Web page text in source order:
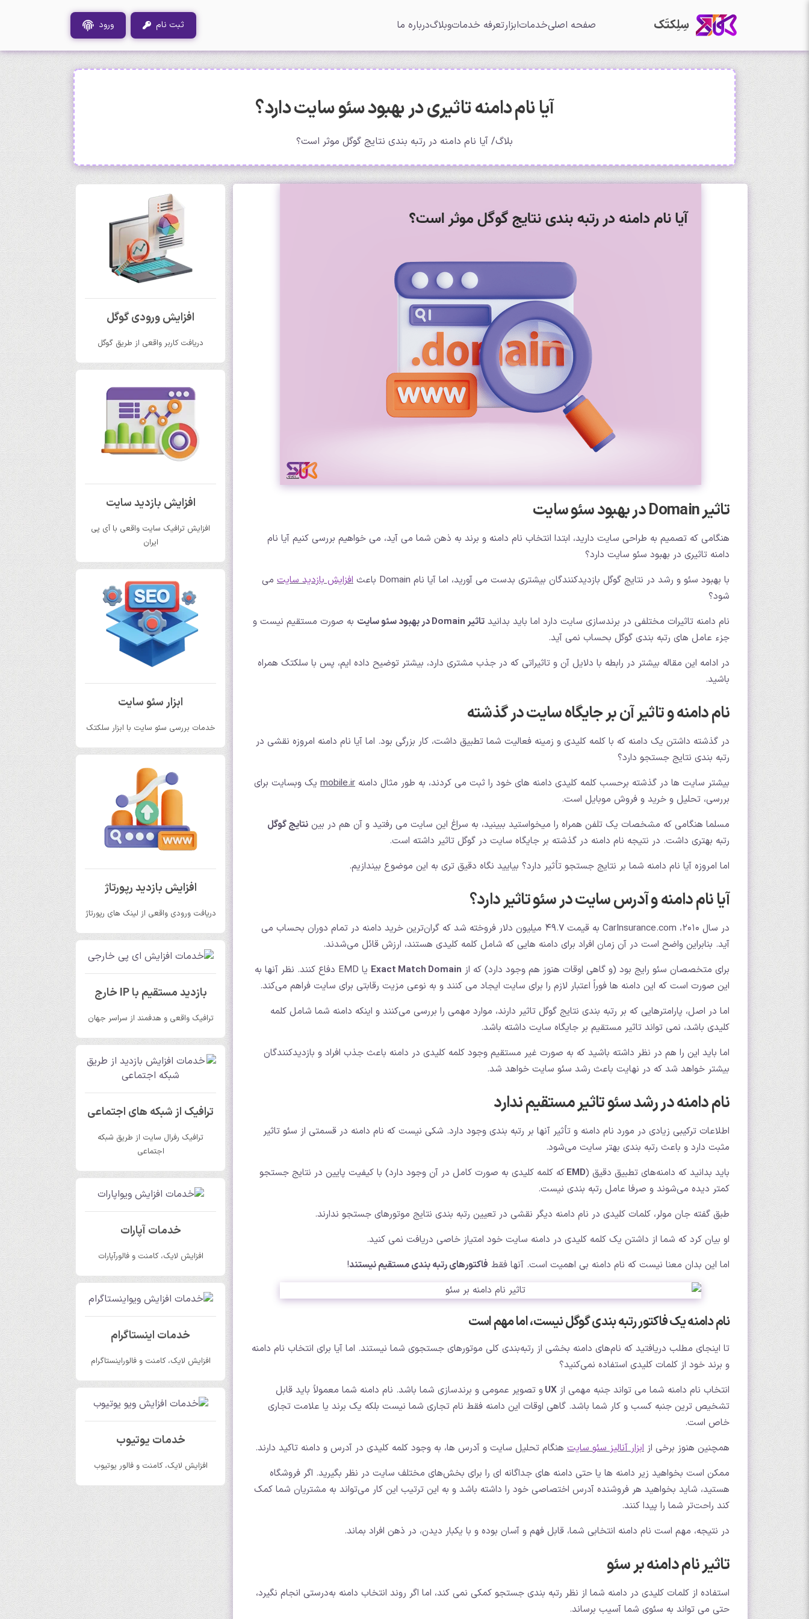
سِلِکتَک صفحه اصلیخدماتابزارتعرفه خدماتوبلاگدرباره ما ورود ثبت نام
آیا نام دامنه تاثیری در بهبود سئو سایت دارد؟
بلاگ آیا نام دامنه در رتبه بندی نتایج گوگل موثر است؟
تاثیر Domain در بهبود سئو سایت
هنگامی که تصمیم به طراحی سایت دارید، ابتدا انتخاب نام دامنه و برند به ذهن شما می آید، می خواهیم بررسی کنیم آیا نام
دامنه تاثیری در بهبود سئو سایت دارد؟
با بهبود سئو و رشد در نتایج گوگل بازدیدکنندگان بیشتری بدست می آورید، اما آیا نام Domain باعث
افزایش بازدید سایت می
شود؟
نام دامنه تاثیرات مختلفی در برندسازی سایت دارد اما باید بدانید تاثیر Domain در بهبود سئو سایت
به صورت مستقیم نیست و
جزء عامل های رتبه بندی گوگل بحساب نمی آید.
در ادامه این مقاله بیشتر در رابطه با دلایل آن و تاثیراتی که در جذب مشتری دارد، بیشتر توضیح داده ایم، پس با سلکتک همراه
باشید.
نام دامنه و تاثیر آن بر جایگاه سایت در گذشته
در گذشته داشتن یک دامنه که با کلمه کلیدی و زمینه فعالیت شما تطبیق داشت، کار بزرگی بود. اما آیا نام دامنه امروزه نقشی در
رتبه بندی نتایج جستجو دارد؟
بیشتر سایت ها در گذشته برحسب کلمه کلیدی دامنه های خود را ثبت می کردند، به طور مثال دامنه mobile.ir یک وبسایت برای
بررسی، تحلیل و خرید و فروش موبایل است.
مسلما هنگامی که مشخصات یک تلفن همراه را میخواستید ببینید، به سراغ این سایت می رفتید و آن هم در بین نتایج گوگل
رتبه بهتری داشت. در نتیجه نام دامنه در گذشته بر جایگاه سایت در گوگل تاثیر داشته است.
اما امروزه آیا نام دامنه شما بر نتایج جستجو تأثیر دارد؟ بیایید نگاه دقیق تری به این موضوع بیندازیم.
آیا نام دامنه و آدرس سایت در سئو تاثیر دارد؟
در سال 2010، CarInsurance.com به قیمت 49.7 میلیون دلار فروخته شد که گران‌ترین خرید دامنه در تمام دوران بحساب می
آید. بنابراین واضح است در آن زمان افراد برای دامنه هایی که شامل کلمه کلیدی هستند، ارزش قائل می‌شدند.
برای متخصصان سئو رایج بود (و گاهی اوقات هنوز هم وجود دارد) که از Exact Match Domain
یا EMD دفاع کنند. نظر آنها به
این صورت است که این دامنه ها فوراً اعتبار لازم را برای سایت ایجاد می کنند و به نوعی مزیت رقابتی برای سایت فراهم می‌کند.
اما در اصل، پارامترهایی که بر رتبه بندی نتایج گوگل تاثیر دارند، موارد مهمی را بررسی می‌کنند و اینکه دامنه شما شامل کلمه
کلیدی باشد، نمی تواند تاثیر مستقیم بر جایگاه سایت داشته باشد.
اما باید این را هم در نظر داشته باشید که به صورت غیر مستقیم وجود کلمه کلیدی در دامنه باعث جذب افراد و بازدیدکنندگان
بیشتر خواهد شد که در نهایت باعث رشد سئو سایت خواهد شد.
نام دامنه در رشد سئو تاثیر مستقیم ندارد
اطلاعات ترکیبی زیادی در مورد نام دامنه و تأثیر آنها بر رتبه بندی وجود دارد. شکی نیست که نام دامنه در قسمتی از سئو تاثیر
مثبت دارد و باعث رتبه بندی بهتر سایت می‌شود.
باید بدانید که دامنه‌های تطبیق دقیق (EMDکه کلمه کلیدی به صورت کامل در آن وجود دارد) با کیفیت پایین در نتایج جستجو
کمتر دیده می‌شوند و صرفا عامل رتبه بندی نیست.
طبق گفته جان مولر، کلمات کلیدی در نام دامنه دیگر نقشی در تعیین رتبه بندی نتایج موتورهای جستجو ندارند.
او بیان کرد که شما از داشتن یک کلمه کلیدی در دامنه سایت خود امتیاز خاصی دریافت نمی کنید.
اما این بدان معنا نیست که نام دامنه بی اهمیت است. آنها فقط فاکتورهای رتبه بندی مستقیم نیستند!
نام دامنه یک فاکتور رتبه بندی گوگل نیست، اما مهم است
تا اینجای مطلب دریافتید که نام‌های دامنه بخشی از رتبه‌بندی کلی موتورهای جستجوی شما نیستند. اما آیا برای انتخاب نام دامنه
و برند خود از کلمات کلیدی استفاده نمی‌کنید؟
انتخاب نام دامنه شما می تواند جنبه مهمی از UXو تصویر عمومی و برندسازی شما باشد. نام دامنه شما معمولاً باید قابل
تشخیص ترین جنبه کسب و کار شما باشد. گاهی اوقات این دامنه فقط نام تجاری شما نیست بلکه یک برند یا علامت تجاری
خاص است.
همچنین هنوز برخی از ابزارآنالیز سئو سایت هنگام تحلیل سایت و آدرس ها، به وجود کلمه کلیدی در آدرس و دامنه تاکید دارند.
ممکن است بخواهید زیر دامنه ها یا حتی دامنه های جداگانه ای را برای بخش‌های مختلف سایت در نظر بگیرید. اگر فروشگاه
هستید، شاید بخواهید هر فروشنده آدرس اختصاصی خود را داشته باشد و به این ترتیب این کار می‌تواند به مشتریان شما کمک
کند راحت‌تر شما را پیدا کنند.
در نتیجه، مهم است نام دامنه انتخابی شما، قابل فهم و آسان بوده و با یکبار دیدن، در ذهن افراد بماند.
تاثیر نام دامنه بر سئو
استفاده از کلمات کلیدی در دامنه شما از نظر رتبه بندی جستجو کمکی نمی کند، اما اگر روند انتخاب دامنه به‌درستی انجام نگیرد،
حتی می تواند به سئوی شما آسیب برساند.
افزایش ورودی گوگل
دریافت کاربر واقعی از طریق گوگل
افزایش بازدید سایت
افزایش ترافیک سایت واقعی با آی پی
ایران
ابزار سئو سایت
خدمات بررسی سئو سایت با ابزار سلکتک
افزایش بازدید رپورتاژ
دریافت ورودی واقعی از لینک های رپورتاژ
بازدید مستقیم با IP خارج
ترافیک واقعی و هدفمند از سراسر جهان
ترافیک از شبکه های اجتماعی
ترافیک رفرال سایت از طریق شبکه
اجتماعی
خدمات آپارات
افزایش لایک، کامنت و فالورآپارات
خدمات اینستاگرام
افزایش لایک، کامنت و فالوراینستاگرام
خدمات یوتیوب
افزایش لایک، کامنت و فالور یوتیوب